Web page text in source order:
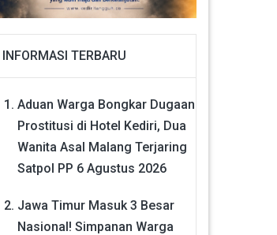
INFORMASI TERBARU
Aduan Warga Bongkar Dugaan
Prostitusi di Hotel Kediri, Dua
Wanita Asal Malang Terjaring
Satpol PP 6 Agustus 2026
Jawa Timur Masuk 3 Besar
Nasional! Simpanan Warga